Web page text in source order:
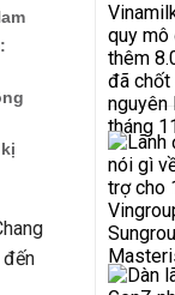
đến